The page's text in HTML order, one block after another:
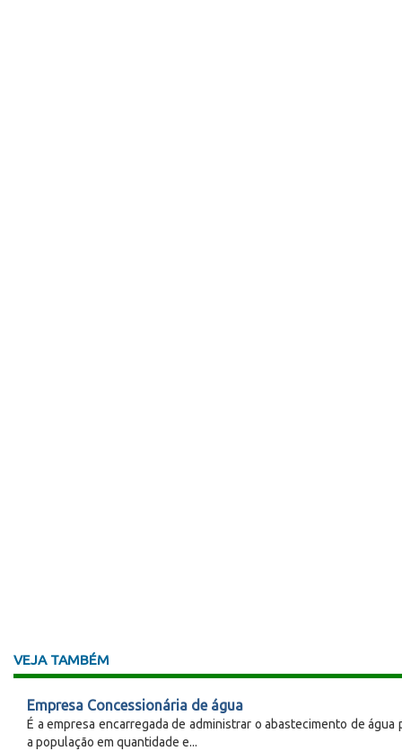
VEJA TAMBÉM
Empresa Concessionária de água
É a empresa encarregada de administrar o abastecimento de água
a população em quantidade e...